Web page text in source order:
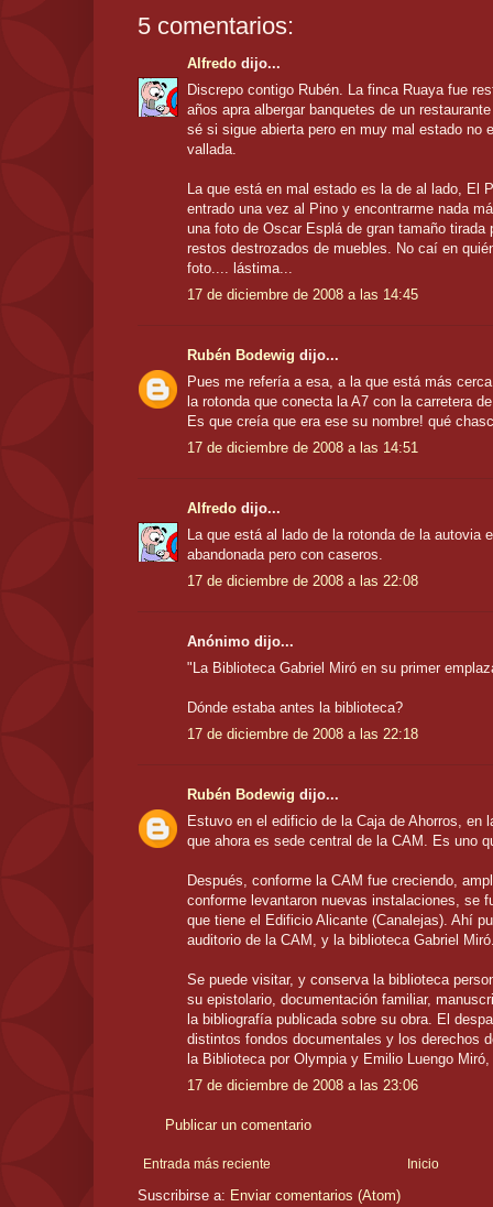
5 comentarios:
Alfredo dijo...
Discrepo contigo Rubén. La finca Ruaya fue
años apra albergar banquetes de un
sé si sigue abierta pero en muy mal estado no
vallada.
La que está en mal estado es la de al lado, El
entrado una vez al Pino y encontrarme nada
una foto de Oscar Esplá de gran tamaño tirada
restos destrozados de muebles. No caí en
foto.... lástima...
17 de diciembre de 2008 a las 14:45
Rubén Bodewig dijo...
Pues me refería a esa, a la que está más
la rotonda que conecta la A7 con la carretera
Es que creía que era ese su nombre! qué
17 de diciembre de 2008 a las 14:51
Alfredo dijo...
La que está al lado de la rotonda de la autovia
abandonada pero con caseros.
17 de diciembre de 2008 a las 22:08
Anónimo dijo...
"La Biblioteca Gabriel Miró en su primer
Dónde estaba antes la biblioteca?
17 de diciembre de 2008 a las 22:18
Rubén Bodewig dijo...
Estuvo en el edificio de la Caja de Ahorros, en
que ahora es sede central de la CAM. Es uno
Después, conforme la CAM fue creciendo,
conforme levantaron nuevas instalaciones, se
que tiene el Edificio Alicante (Canalejas). Ahí
auditorio de la CAM, y la biblioteca Gabriel
Se puede visitar, y conserva la biblioteca
su epistolario, documentación familiar,
la bibliografía publicada sobre su obra. El
distintos fondos documentales y los derechos
la Biblioteca por Olympia y Emilio Luengo
17 de diciembre de 2008 a las 23:06
Publicar un comentario
Entrada más reciente Inicio
Suscribirse a: Enviar comentarios (Atom)